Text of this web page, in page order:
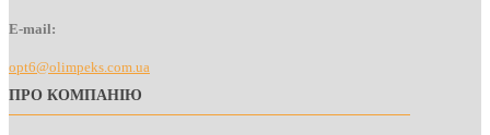
E-mail:
opt6@olimpeks.com.ua
ПРО КОМПАНІЮ